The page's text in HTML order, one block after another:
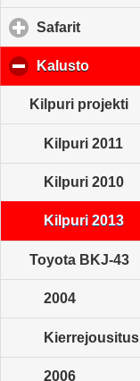
Safarit
Kalusto
Kilpuri projekti
Kilpuri 2011
Kilpuri 2010
Kilpuri 2013
Toyota BKJ-43
2004
Kierrejousitus
2006